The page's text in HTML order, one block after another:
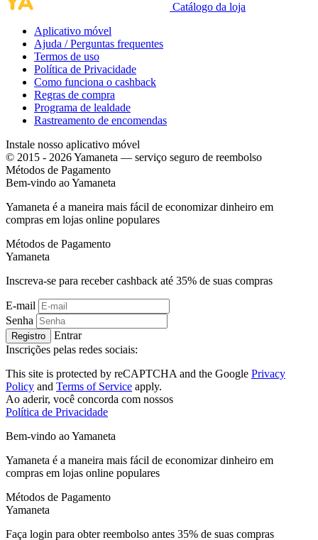
Catálogo da loja
Aplicativo móvel
Ajuda / Perguntas frequentes
Termos de uso
Política de Privacidade
Como funciona o cashback
Regras de compra
Programa de lealdade
Rastreamento de encomendas
Instale nosso aplicativo móvel
© 2015 - 2026 Yamaneta — serviço seguro de reembolso
Métodos de Pagamento
Bem-vindo aoYamaneta
Yamaneta é a maneira mais fácil de economizar dinheiro em
compras em lojas online populares
Métodos de Pagamento
Yamaneta
Inscreva-se para receber cashback até 35% de suas compras
E-mail
Senha
Registro
Entrar
Inscrições pelas redes sociais:
This site is protected by reCAPTCHA and the Google Privacy
Policy and Terms of Service apply.
Ao aderir, você concorda com nossos
Política de Privacidade
Bem-vindo aoYamaneta
Yamaneta é a maneira mais fácil de economizar dinheiro em
compras em lojas online populares
Métodos de Pagamento
Yamaneta
Faça login para obter reembolso antes 35% de suas compras